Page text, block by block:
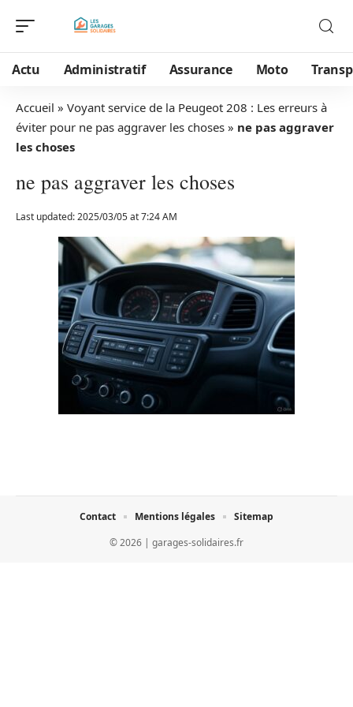
Actu Administratif Assurance Moto
Accueil » Voyant service de la Peugeot 208 : Les erreurs à
éviter pour ne pas aggraver les choses » ne pas aggraver
les choses
ne pas aggraver les choses
Last updated: 2025/03/05 at 7:24 AM
© 2026 | garages-solidaires.fr
Contact Mentions légales Sitemap